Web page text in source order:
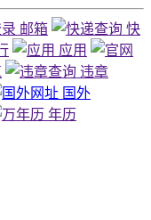
邮箱
快
应用
违章
国外
年历